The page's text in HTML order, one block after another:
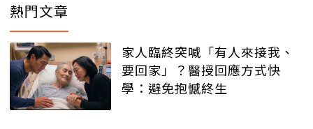
熱門文章
家人臨終突喊「有人來接我、
要回家」？醫授回應方式快
學：避免抱憾終生